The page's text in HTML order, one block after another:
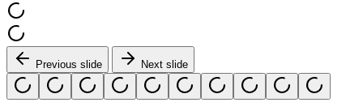
Previous slide Next slide